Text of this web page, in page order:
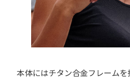
本体にはチタン合金フレーム